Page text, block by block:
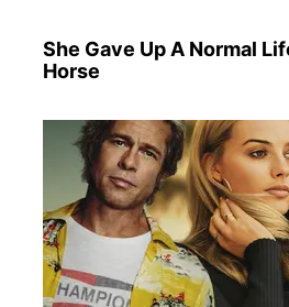
She Gave Up A Normal
Horse